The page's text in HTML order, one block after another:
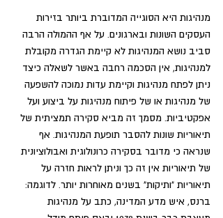
מנהיגות היא הסוגייה המדוברת ביותר בזירות
העסקים השונות ובארגונים. על אף ההמולה הרבה
סביב נושא המנהיגות לא קיימת הגדרה מקובלת
למנהיגות, אין הסכמה רחבה באשר לשאלה כיצד
ניתן לפתח מנהיגות וקיימת עדות נמוכה להשפעה
של מנהיגות או של פיתוח מנהיגות על ביצוע ועל
אפקטיביות. מסמך זה מביא סקירה תמציתית של
תיאוריות שונות להסבר תופעת המנהיגות. אף
שנראה כי מדובר בסקירה כרונולוגית ואבולוציונית
של תיאוריות אין זה כך וניתן לראות חזרה על
תיאוריות "ותיקות" בשנים מאוחרות יותר. לדוגמה:
ברנס, איש מדע המדינה, כתב על מנהיגות